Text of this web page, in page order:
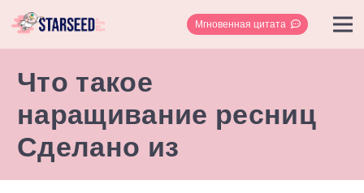
Мгновенная цитата
Что такое
наращивание ресниц
Сделано из